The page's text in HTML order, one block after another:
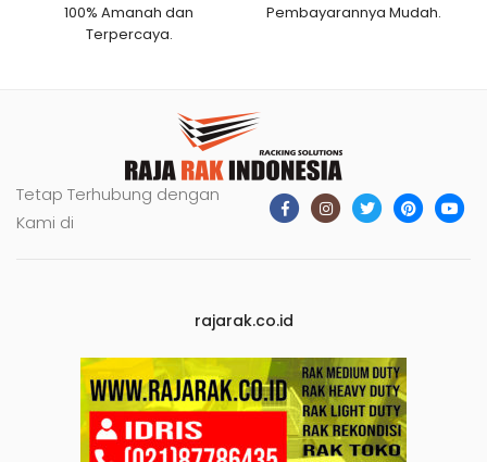
100% Amanah dan
Terpercaya.
Pembayarannya Mudah.
Tetap Terhubung dengan
Kami di
rajarak.co.id